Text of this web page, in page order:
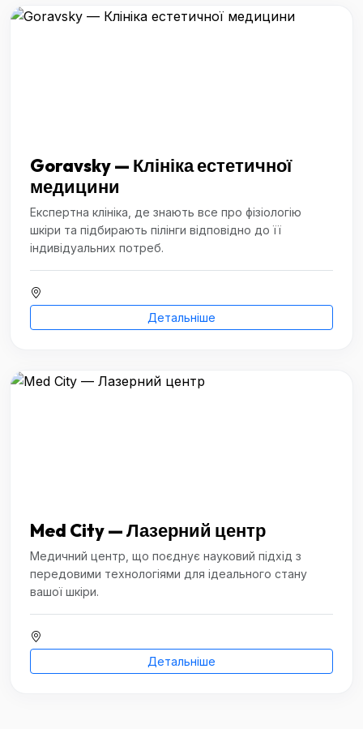
Goravsky — Клініка естетичної
медицини
Експертна клініка, де знають все про фізіологію
шкіри та підбирають пілінги відповідно до її
індивідуальних потреб.
Детальніше
Med City — Лазерний центр
Медичний центр, що поєднує науковий підхід з
передовими технологіями для ідеального стану
вашої шкіри.
Детальніше